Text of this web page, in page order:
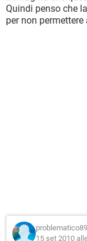
Quindi penso che
per non
problematico89
15 set 2010